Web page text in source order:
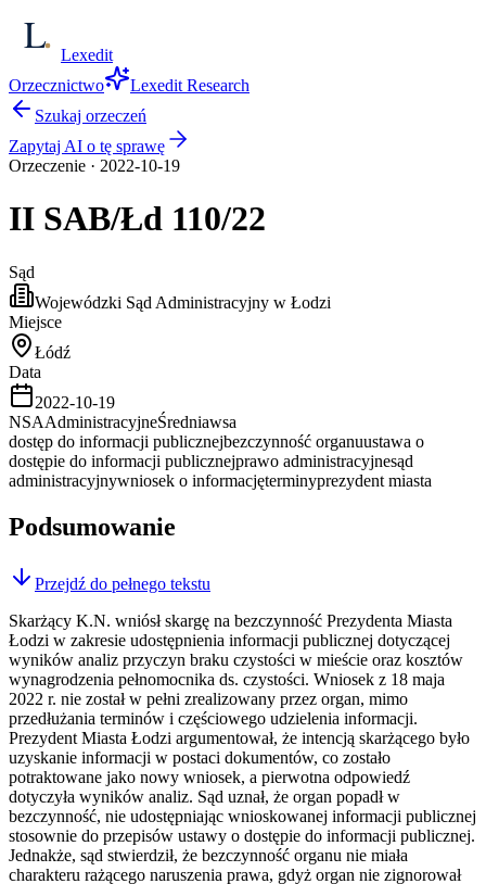
Lexedit
Orzecznictwo
Lexedit Research
Szukaj orzeczeń
Zapytaj AI o tę sprawę
Orzeczenie · 2022-10-19
II SAB/Łd 110/22
Sąd
Wojewódzki Sąd Administracyjny w Łodzi
Miejsce
Łódź
Data
2022-10-19
NSAAdministracyjneŚredniawsa
dostęp do informacji publicznejbezczynność organuustawa o
dostępie do informacji publicznejprawo administracyjnesąd
administracyjnywniosek o informacjęterminyprezydent miasta
Podsumowanie
Przejdź do pełnego tekstu
Skarżący K.N. wniósł skargę na bezczynność Prezydenta Miasta
Łodzi w zakresie udostępnienia informacji publicznej dotyczącej
wyników analiz przyczyn braku czystości w mieście oraz kosztów
wynagrodzenia pełnomocnika ds. czystości. Wniosek z 18 maja
2022 r. nie został w pełni zrealizowany przez organ, mimo
przedłużania terminów i częściowego udzielenia informacji.
Prezydent Miasta Łodzi argumentował, że intencją skarżącego było
uzyskanie informacji w postaci dokumentów, co zostało
potraktowane jako nowy wniosek, a pierwotna odpowiedź
dotyczyła wyników analiz. Sąd uznał, że organ popadł w
bezczynność, nie udostępniając wnioskowanej informacji publicznej
stosownie do przepisów ustawy o dostępie do informacji publicznej.
Jednakże, sąd stwierdził, że bezczynność organu nie miała
charakteru rażącego naruszenia prawa, gdyż organ nie zignorował